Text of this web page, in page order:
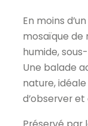
En moins
mosaïque de
humide,
Une balade
nature,
d’observer